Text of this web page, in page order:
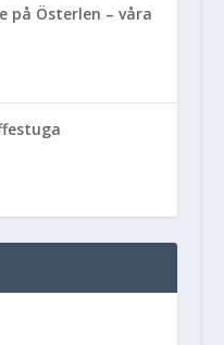
på Österlen – våra